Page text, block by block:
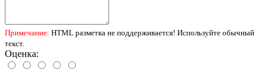
Примечание: HTML разметка не поддерживается! Используйте обычный
текст.
Оценка: